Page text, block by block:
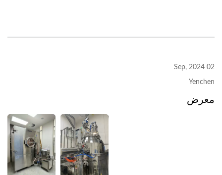
02 Sep, 2024
Yenchen
معرض